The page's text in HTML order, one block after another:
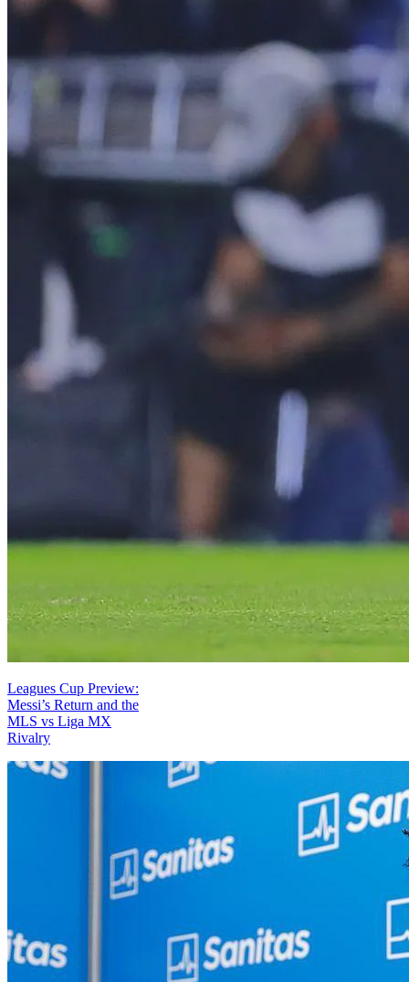
Leagues Cup Preview:
Messi’s Return and the
MLS vs Liga MX
Rivalry